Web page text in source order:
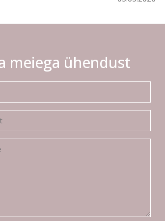
meiega ühendust